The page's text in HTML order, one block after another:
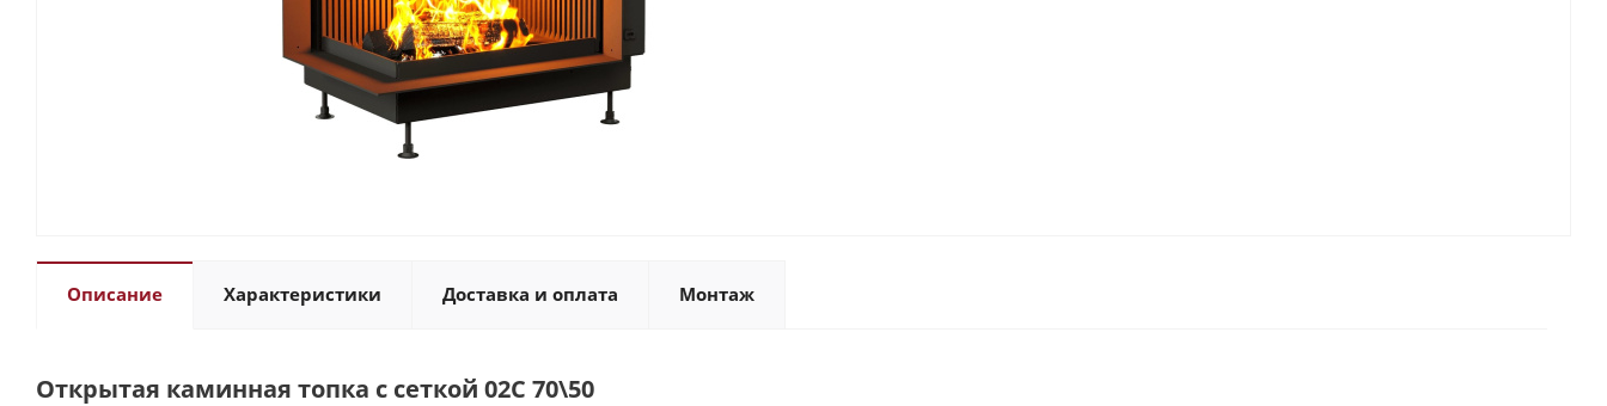
Описание Характеристики Доставка и оплата Монтаж
Открытая каминная топка с сеткой 02С 70\50